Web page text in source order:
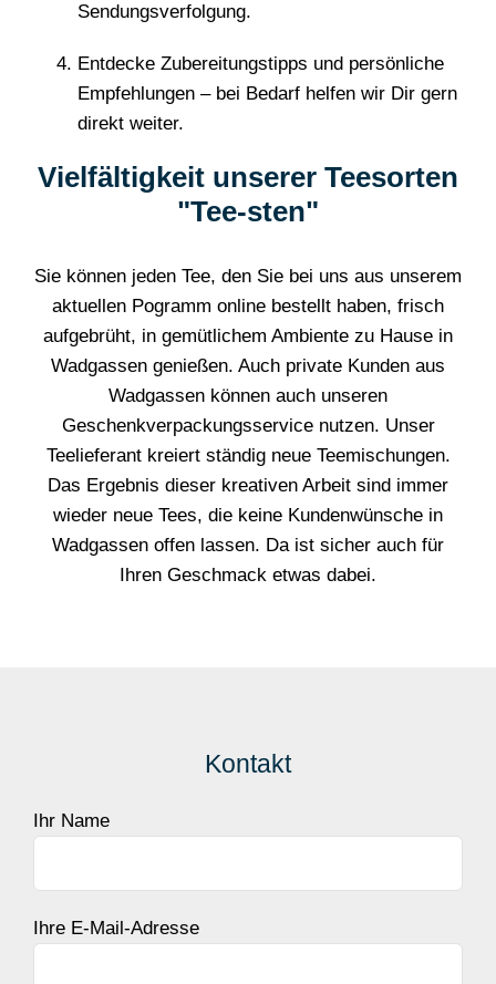
Sendungsverfolgung.
Entdecke Zubereitungstipps und persönliche
Empfehlungen – bei Bedarf helfen wir Dir gern
direkt weiter.
Vielfältigkeit unserer Teesorten
"Tee-sten"
Sie können jeden Tee, den Sie bei uns aus unserem
aktuellen Pogramm online bestellt haben, frisch
aufgebrüht, in gemütlichem Ambiente zu Hause in
Wadgassen genießen. Auch private Kunden aus
Wadgassen können auch unseren
Geschenkverpackungsservice nutzen. Unser
Teelieferant kreiert ständig neue Teemischungen.
Das Ergebnis dieser kreativen Arbeit sind immer
wieder neue Tees, die keine Kundenwünsche in
Wadgassen offen lassen. Da ist sicher auch für
Ihren Geschmack etwas dabei.
Kontakt
Ihr Name
Ihre E-Mail-Adresse